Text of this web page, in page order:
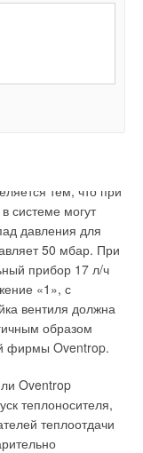
для вентиля
около 100 мбар,
тем, что при
системе могут
давления для
50 мбар. При
прибор 17 л/ч
«1», с
вентиля должна
образом
фирмы Oventrop.
Oventrop
теплоносителя,
теплоотдачи
опыт
газовых
Городской